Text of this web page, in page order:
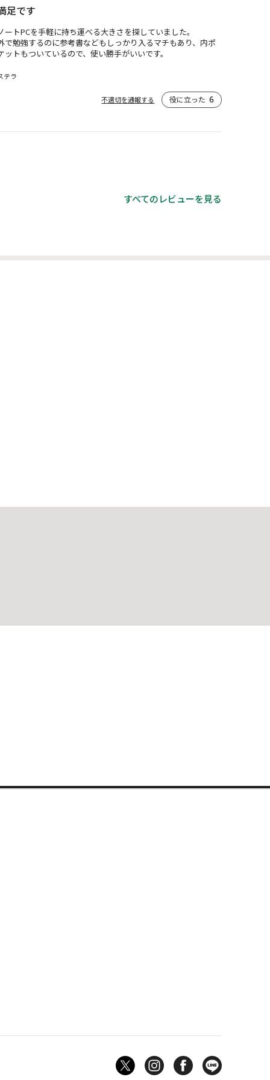
足です
ートPCを手軽に持ち運べる大きさを探していました。
で勉強するのに参考書などもしっかり入るマチもあり、内ポ
ットもついているので、使い勝手がいいです。
テラ
不適切を通報する 役に立った 6
すべてのレビューを見る